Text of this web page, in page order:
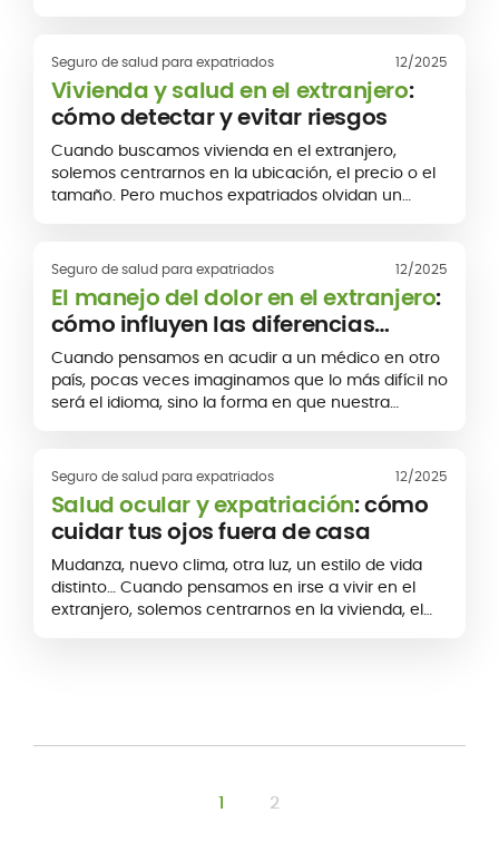
Seguro de salud para expatriados 12/2025
Vivienda y salud en el extranjero:
cómo detectar y evitar riesgos
Cuando buscamos vivienda en el extranjero,
solemos centrarnos en la ubicación, el precio o el
tamaño. Pero muchos expatriados olvidan un
impacto directo en la salud.
Seguro de salud para expatriados 12/2025
El manejo del dolor en el extranjero:
cómo influyen las diferencias
culturales
Cuando pensamos en acudir a un médico en otro
país, pocas veces imaginamos que lo más difícil no
será el idioma, sino la forma en que nuestra
Seguro de salud para expatriados 12/2025
Salud ocular y expatriación: cómo
cuidar tus ojos fuera de casa
Mudanza, nuevo clima, otra luz, un estilo de vida
distinto… Cuando pensamos en irse a vivir en el
extranjero, solemos centrarnos en la vivienda, el
1 2